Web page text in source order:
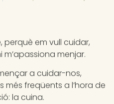
perquè em vull cuidar,
menjar.
a cuidar-nos,
més freqüents a l’hora de
la cuina.